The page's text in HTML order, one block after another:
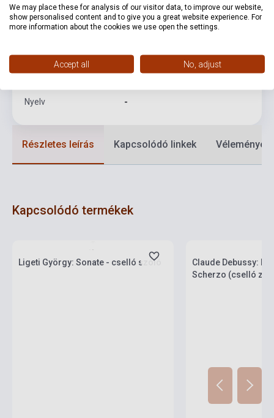
Kötés Puhakötés
Kiadási év 1969
Nyelv -
Részletes leírás Kapcsolódó linkek Vélemények
Kapcsolódó termékek
Ligeti György: Sonate - cselló szóló
Claude Debussy:
Scherzo (cselló
We may place these for analysis of our visitor data, to improve our website,
show personalised content and to give you a great website experience. For
more information about the cookies we use open the settings.
Accept all No, adjust